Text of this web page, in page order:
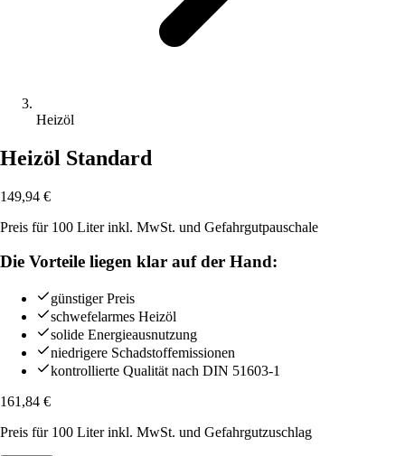
Heizöl
Heizöl Standard
149,94 €
Preis für 100 Liter inkl. MwSt. und Gefahrgutpauschale
Die Vorteile liegen klar auf der Hand:
günstiger Preis
schwefelarmes Heizöl
solide Energieausnutzung
niedrigere Schadstoffemissionen
kontrollierte Qualität nach DIN 51603-1
161,84 €
Preis für 100 Liter inkl. MwSt. und Gefahrgutzuschlag